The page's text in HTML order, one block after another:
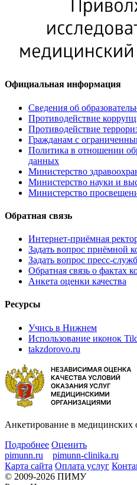
Официальная информация
Сведения об
Противодействие
Противодействие
Гражданам с
Политика в отношении
данных
Министерство
Министерство науки и
Министерство
Обратная связь
Интернет-приёмная
Задать вопрос приёмной
Задать вопрос пресс-
Обратная связь о фактах
Анкета оценки качества
Ресурсы
Учись в Нижнем
Использование иконок
takzdorovo.ru
Анкетирование в медицинских
Подробнее Оценить
pimunn.ru
pimunn-clinika.ru
Карта сайта Оплата услуг
© 2009-2026 ПИМУ